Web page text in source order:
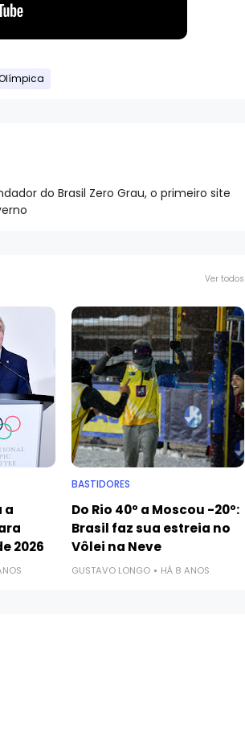
do Brasil Zero Grau, o primeiro site
Ver todos
a
2026
BASTIDORES
Do Rio 40º a Moscou -20º:
Brasil faz sua estreia no
Vôlei na Neve
GUSTAVO LONGO HÁ 8 ANOS